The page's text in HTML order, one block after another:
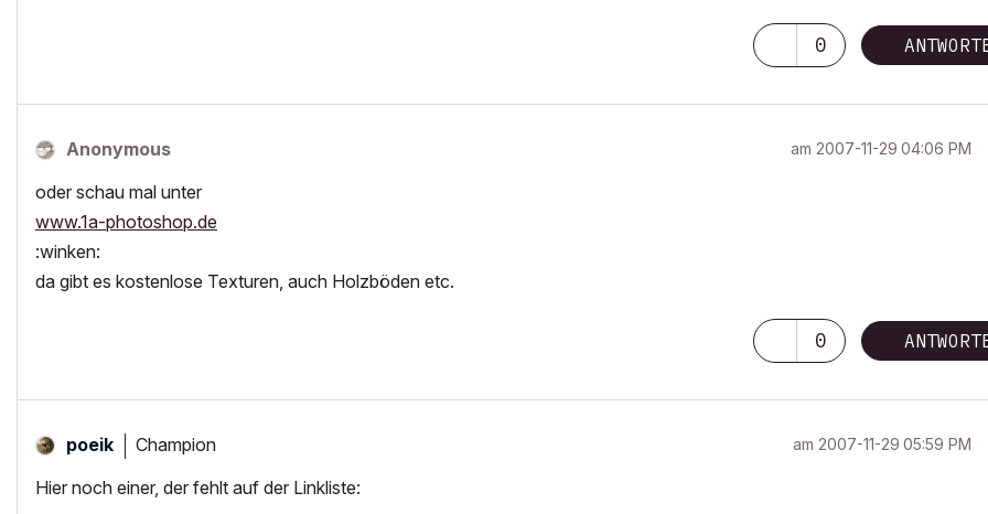
0
Anonymous am ‎2007-11-29 04:06 PM
oder schau mal unter
www.1a-photoshop.de
:winken:
da gibt es kostenlose Texturen, auch Holzböden etc.
0
poeik Champion am ‎2007-11-29 05:59 PM
Hier noch einer, der fehlt auf der Linkliste: